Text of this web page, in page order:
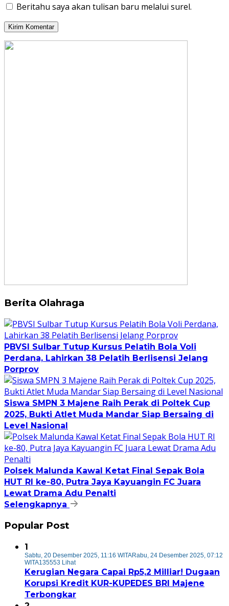
Beritahu saya akan tulisan baru melalui surel.
Berita Olahraga
PBVSI Sulbar Tutup Kursus Pelatih Bola Voli
Perdana, Lahirkan 38 Pelatih Berlisensi Jelang
Porprov
Siswa SMPN 3 Majene Raih Perak di Poltek Cup
2025, Bukti Atlet Muda Mandar Siap Bersaing di
Level Nasional
Polsek Malunda Kawal Ketat Final Sepak Bola
HUT RI ke-80, Putra Jaya Kayuangin FC Juara
Lewat Drama Adu Penalti
Selengkapnya
Popular Post
1
Sabtu, 20 Desember 2025, 11:16 WITARabu, 24 Desember 2025, 07:12
WITA135553 Lihat
Kerugian Negara Capai Rp5,2 Milliar! Dugaan
Korupsi Kredit KUR-KUPEDES BRI Majene
Terbongkar